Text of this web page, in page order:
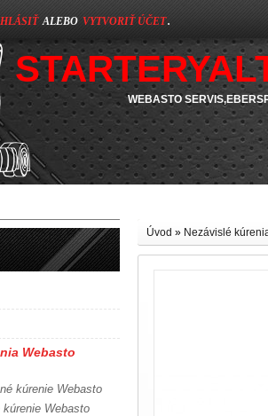
ALEBO VYTVORIŤ ÚČET.
WEBASTO
Webasto
kúrenie Webasto
kúrenie Webasto
Úvod » Nezávislé